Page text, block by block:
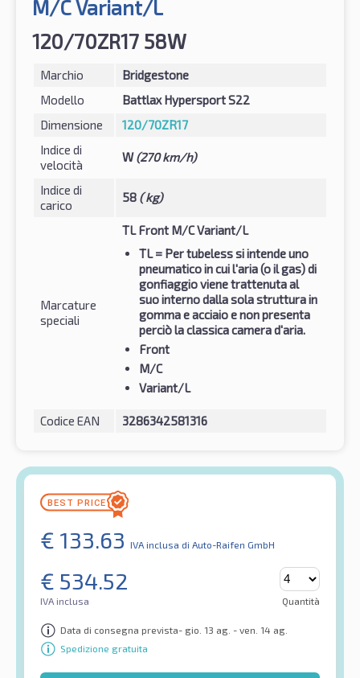
M/C Variant/L
120/70ZR17 58W
Marchio
Bridgestone
Modello
Battlax Hypersport S22
Dimensione
120/70ZR17
Indice di
velocità
W(270 km/h)
Indice di
carico
58 ( kg)
Marcature
speciali
TL Front M/C Variant/L
TL= Per tubeless si intende uno
pneumatico in cui l'aria (o il gas) di
gonfiaggio viene trattenuta al
suo interno dalla sola struttura in
gomma e acciaio e non presenta
perciò la classica camera d'aria.
Front
M/C
Variant/L
Codice EAN 3286342581316
€ 133.63 IVA inclusa di Auto-Raifen GmbH
€ 534.52
IVA inclusa Quantità
Data di consegna prevista- gio. 13 ag. - ven. 14 ag.
Spedizione gratuita